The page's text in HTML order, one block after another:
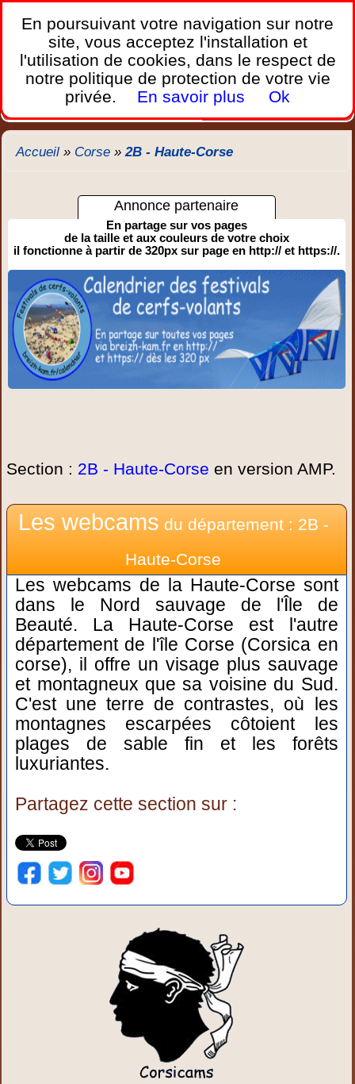
France Webcams,
Les webcams sur mobiles, portables et PC.
Home Bretagne Corse Plages Ports Montagnes
Trafic Chercher New
Accueil » Corse »2B - Haute-Corse
Annonce partenaire
En partage sur vos pages
de la taille et aux couleurs de votre choix
il fonctionne à partir de 320px sur page en http:// et https://.
Section : 2B - Haute-Corse en version AMP.
Les webcams du département : 2B -
Haute-Corse
Les webcams de la Haute-Corse sont
dans le Nord sauvage de l'Île de
Beauté. La Haute-Corse est l'autre
département de l'île Corse (Corsica en
corse), il offre un visage plus sauvage
et montagneux que sa voisine du Sud.
C'est une terre de contrastes, où les
montagnes escarpées côtoient les
plages de sable fin et les forêts
luxuriantes.
Partagez cette section sur :
En poursuivant votre navigation sur notre
site, vous acceptez l'installation et
l'utilisation de cookies, dans le respect de
notre politique de protection de votre vie
privée.
En savoir plus Ok